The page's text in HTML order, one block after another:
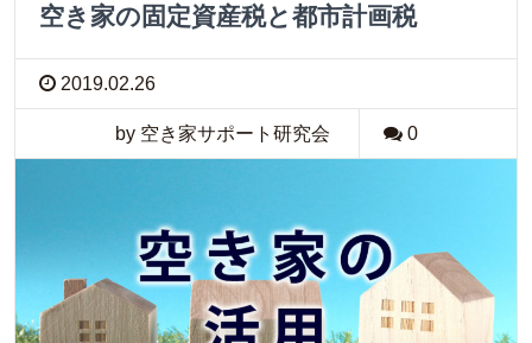
空き家の固定資産税と都市計画税
2019.02.26
by 空き家サポート研究会 0